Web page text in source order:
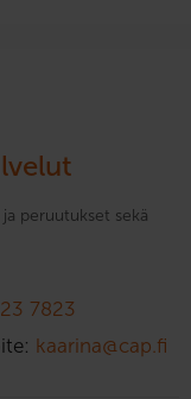
peruutukset sekä
7823
kaarina@cap.fi